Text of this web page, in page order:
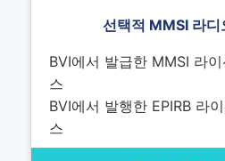
선택적 MMSI 라디
BVI에서 발급한 MMSI 라이
스
BVI에서 발행한 EPIRB 라
스